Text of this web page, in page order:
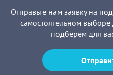
Отправьте нам заявку на
самостоятельном
подберем для